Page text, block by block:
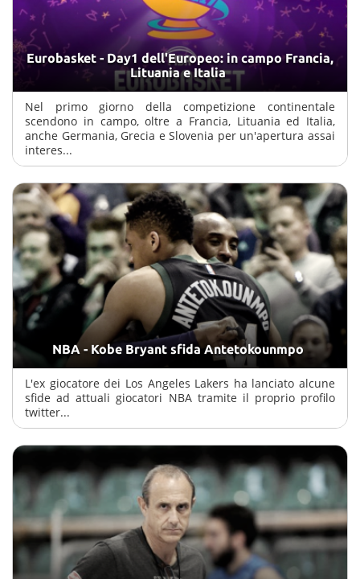
Eurobasket - Day1 dell'Europeo: in campo Francia,
Lituania e Italia
Nel primo giorno della competizione continentale
scendono in campo, oltre a Francia, Lituania ed Italia,
anche Germania, Grecia e Slovenia per un'apertura assai
interes...
NBA - Kobe Bryant sfida Antetokounmpo
L'ex giocatore dei Los Angeles Lakers ha lanciato alcune
sfide ad attuali giocatori NBA tramite il proprio profilo
twitter...